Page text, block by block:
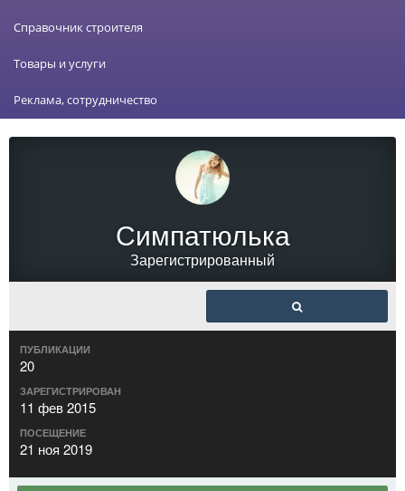
Справочник строителя
Товары и услуги
Реклама, сотрудничество
Симпатюлька
Зарегистрированный
ПУБЛИКАЦИИ
20
ЗАРЕГИСТРИРОВАН
11 фев 2015
ПОСЕЩЕНИЕ
21 ноя 2019